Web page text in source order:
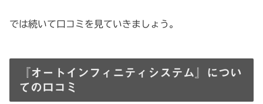
では続いて口コミを見ていきましょう。
『オートインフィニティシステム』につい
ての口コミ